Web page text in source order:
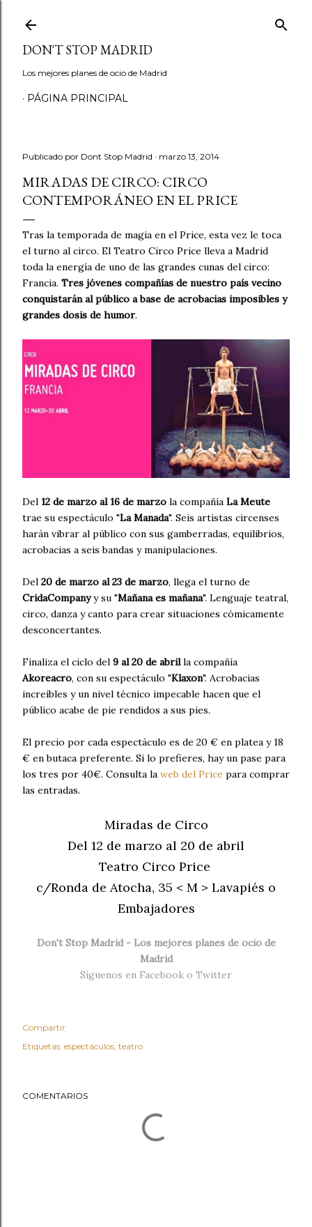
DON'T STOP MADRID
Los mejores planes de ocio de Madrid
PÁGINA PRINCIPAL
Publicado por Dont Stop Madrid marzo 13, 2014
MIRADAS DE CIRCO: CIRCO
CONTEMPORÁNEO EN EL PRICE
Tras la temporada de magia en el Price, esta vez le toca
el turno al circo. El Teatro Circo Price lleva a Madrid
toda la energía de uno de las grandes cunas del circo:
Francia. Tres jóvenes compañías de nuestro país vecino
conquistarán al público a base de acrobacias imposibles y
grandes dosis de humor.
Del 12 de marzo al 16 de marzo la compañía La Meute
trae su espectáculo "La Manada". Seis artistas circenses
harán vibrar al público con sus gamberradas, equilibrios,
acrobacias a seis bandas y manipulaciones.
Del 20 de marzo al 23 de marzo, llega el turno de
CridaCompanyy su "Mañana es mañana". Lenguaje teatral,
circo, danza y canto para crear situaciones cómicamente
desconcertantes.
Finaliza el ciclo del 9 al 20 de abrilla compañía
Akoreacro, con su espectáculo "Klaxon". Acrobacias
increíbles y un nivel técnico impecable hacen que el
público acabe de pie rendidos a sus pies.
El precio por cada espectáculo es de 20 € en platea y 18
€ en butaca preferente. Si lo prefieres, hay un pase para
los tres por 40€. Consulta la web del Price para comprar
las entradas.
Miradas de Circo
Del 12 de marzo al 20 de abril
Teatro Circo Price
c/Ronda de Atocha, 35 < M > Lavapiés o
Embajadores
Don't Stop Madrid - Los mejores planes de ocio de
Madrid
Síguenos en Facebook o Twitter
Compartir
Etiquetas: espectáculos teatro
COMENTARIOS